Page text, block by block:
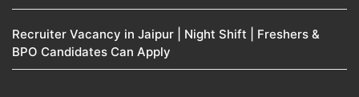
Recruiter Vacancy in Jaipur | Night Shift | Freshers &
BPO Candidates Can Apply